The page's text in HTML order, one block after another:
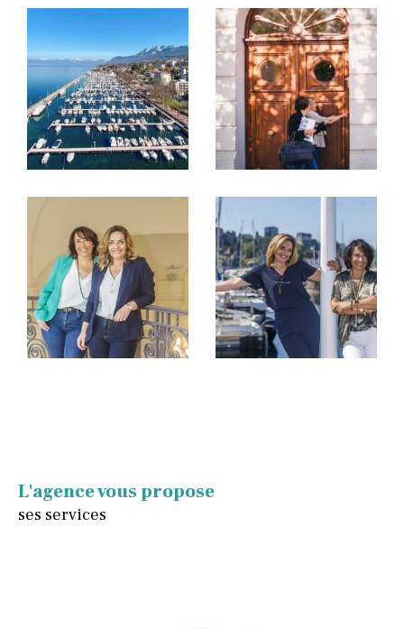
par la mise en valeur du bien, nous mettons tout en
œuvre pour créer la rencontre avec vos futurs
acquéreurs et provoquer le coup de cœur.
Écouter nos clients, avoir un dialogue constructif et
être engagé sur chaque dossier : C'est notre VISION
de l'IMMOBILIER. La recommandation de nos
L'agence vous propose
ses services